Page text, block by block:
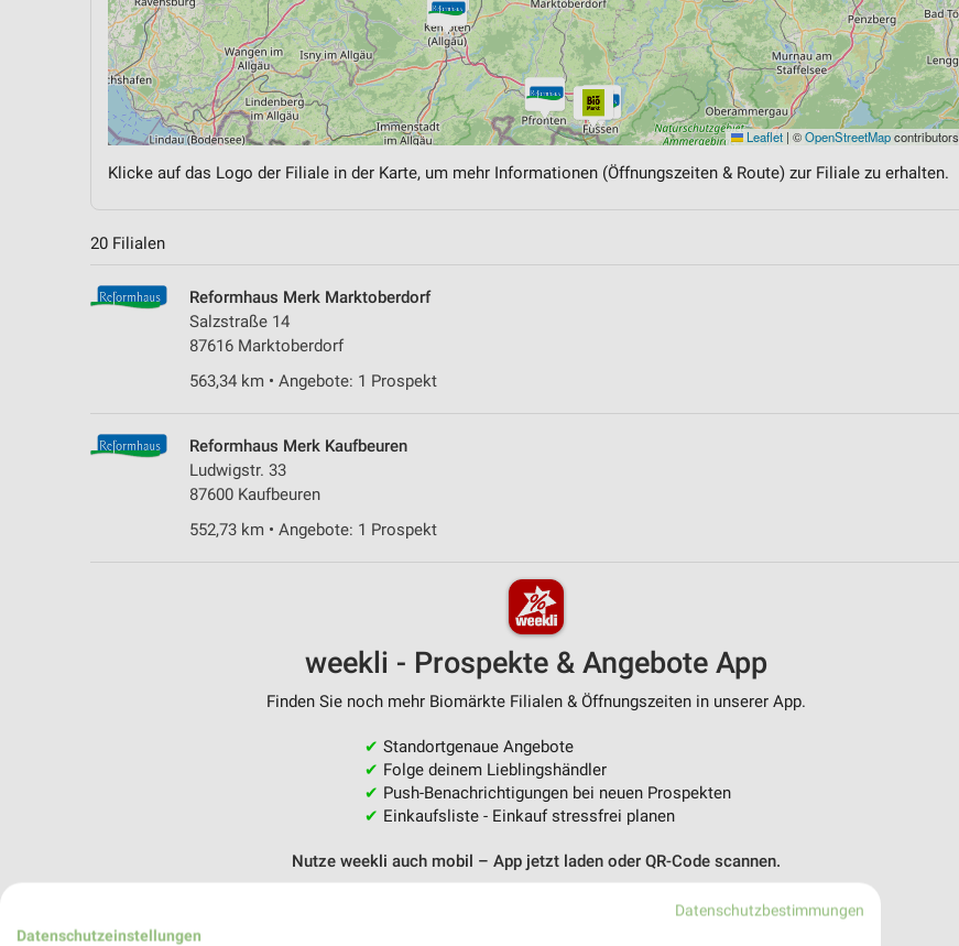
Leaflet | ©OpenStreetMapcontributors
Klicke auf das Logo der Filiale in der Karte, um mehr Informationen (Öffnungszeiten & Route) zur Filiale zu erhalten.
20 Filialen
Reformhaus Merk Marktoberdorf
Salzstraße 14
87616 Marktoberdorf
563,34 km • Angebote: 1 Prospekt
Reformhaus Merk Kaufbeuren
Ludwigstr. 33
87600 Kaufbeuren
552,73 km • Angebote: 1 Prospekt
weekli - Prospekte & Angebote App
Finden Sie noch mehr Biomärkte Filialen & Öffnungszeiten in unserer App.
✔ Standortgenaue Angebote
✔ Folge deinem Lieblingshändler
✔ Push-Benachrichtigungen bei neuen Prospekten
✔ Einkaufsliste - Einkauf stressfrei planen
Nutze weekli auch mobil – App jetzt laden oder QR-Code scannen.
Datenschutzbestimmungen
Datenschutzeinstellungen